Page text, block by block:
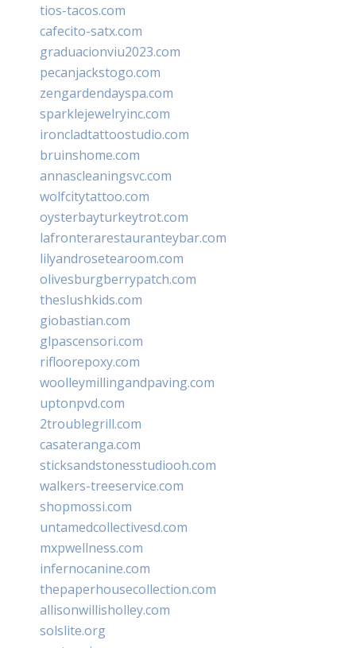
tios-tacos.com
cafecito-satx.com
graduacionviu2023.com
pecanjackstogo.com
zengardendayspa.com
sparklejewelryinc.com
ironcladtattoostudio.com
bruinshome.com
annascleaningsvc.com
wolfcitytattoo.com
oysterbayturkeytrot.com
lafronterarestauranteybar.com
lilyandrosetearoom.com
olivesburgberrypatch.com
theslushkids.com
giobastian.com
glpascensori.com
rifloorepoxy.com
woolleymillingandpaving.com
uptonpvd.com
2troublegrill.com
casateranga.com
sticksandstonesstudiooh.com
walkers-treeservice.com
shopmossi.com
untamedcollectivesd.com
mxpwellness.com
infernocanine.com
thepaperhousecollection.com
allisonwillisholley.com
solslite.org